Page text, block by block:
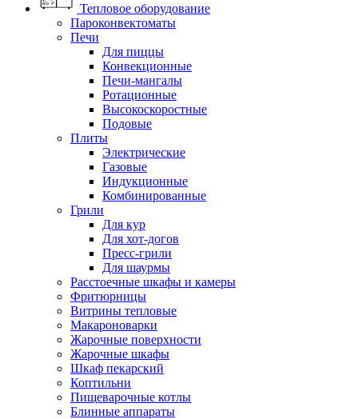
Тепловое оборудование
Пароконвектоматы
Печи
Для пиццы
Конвекционные
Печи-мангалы
Ротационные
Высокоскоростные
Подовые
Плиты
Электрические
Газовые
Индукционные
Комбинированные
Грили
Для кур
Для хот-догов
Пресс-грили
Для шаурмы
Расстоечные шкафы и камеры
Фритюрницы
Витрины тепловые
Макароноварки
Жарочные поверхности
Жарочные шкафы
Шкаф пекарский
Коптильни
Пищеварочные котлы
Блинные аппараты